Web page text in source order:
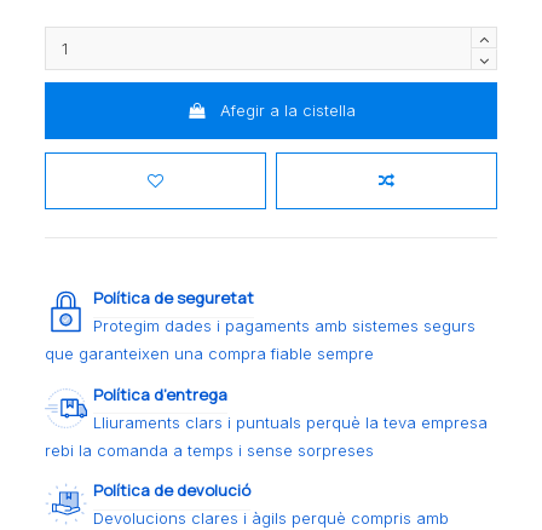
Afegir a la cistella
Política de seguretat
Protegim dades i pagaments amb sistemes segurs
que garanteixen una compra fiable sempre
Política d’entrega
Lliuraments clars i puntuals perquè la teva empresa
rebi la comanda a temps i sense sorpreses
Política de devolució
Devolucions clares i àgils perquè compris amb